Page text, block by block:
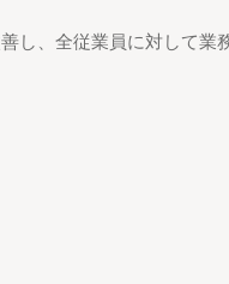
し、全従業員に対して業